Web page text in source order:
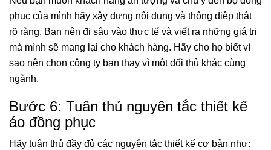
phục của mình hãy xây dựng nội dung và thông điệp thật
rõ ràng. Bạn nên đi sâu vào thực tế và viết ra những giá trị
mà mình sẽ mang lại cho khách hàng. Hãy cho họ biết vì
sao nên chọn công ty bạn thay vì một đối thủ khác cùng
ngành.
Bước 6: Tuân thủ nguyên tắc thiết kế
áo đồng phục
Hãy tuân thủ đầy đủ các nguyên tắc thiết kế cơ bản như: